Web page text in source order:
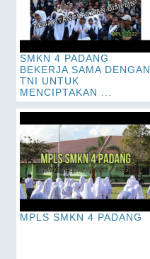
SMKN 4 PADANG
BEKERJA SAMA DENGAN
TNI UNTUK
MENCIPTAKAN ...
MPLS SMKN 4 PADANG